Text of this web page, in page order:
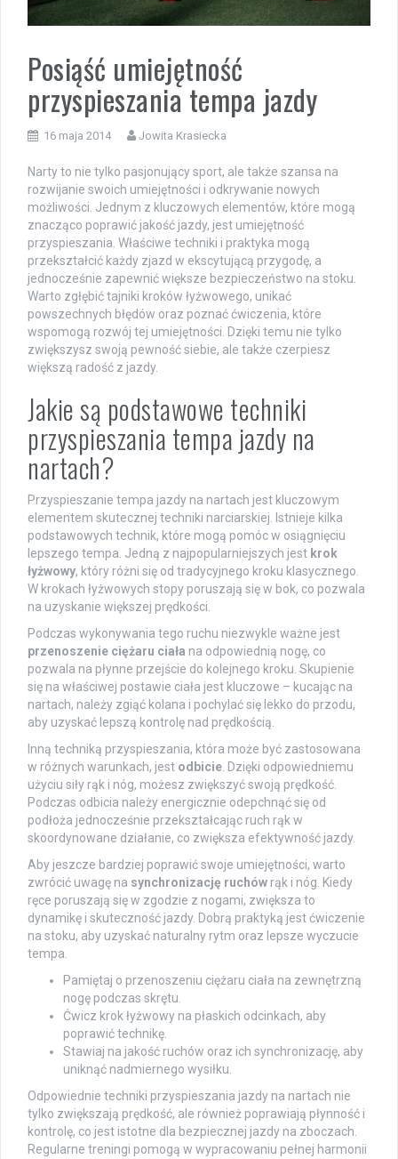
Posiąść umiejętność
przyspieszania tempa jazdy
16 maja 2014 Jowita Krasiecka
Narty to nie tylko pasjonujący sport, ale także szansa na
rozwijanie swoich umiejętności i odkrywanie nowych
możliwości. Jednym z kluczowych elementów, które mogą
znacząco poprawić jakość jazdy, jest umiejętność
przyspieszania. Właściwe techniki i praktyka mogą
przekształcić każdy zjazd w ekscytującą przygodę, a
jednocześnie zapewnić większe bezpieczeństwo na stoku.
Warto zgłębić tajniki kroków łyżwowego, unikać
powszechnych błędów oraz poznać ćwiczenia, które
wspomogą rozwój tej umiejętności. Dzięki temu nie tylko
zwiększysz swoją pewność siebie, ale także czerpiesz
większą radość z jazdy.
Jakie są podstawowe techniki
przyspieszania tempa jazdy na
nartach?
Przyspieszanie tempa jazdy na nartach jest kluczowym
elementem skutecznej techniki narciarskiej. Istnieje kilka
podstawowych technik, które mogą pomóc w osiągnięciu
lepszego tempa. Jedną z najpopularniejszych jest krok
łyżwowy, który różni się od tradycyjnego kroku klasycznego.
W krokach łyżwowych stopy poruszają się w bok, co pozwala
na uzyskanie większej prędkości.
Podczas wykonywania tego ruchu niezwykle ważne jest
przenoszenie ciężaru ciała na odpowiednią nogę, co
pozwala na płynne przejście do kolejnego kroku. Skupienie
się na właściwej postawie ciała jest kluczowe – kucając na
nartach, należy zgiąć kolana i pochylać się lekko do przodu,
aby uzyskać lepszą kontrolę nad prędkością.
Inną techniką przyspieszania, która może być zastosowana
w różnych warunkach, jest odbicie. Dzięki odpowiedniemu
użyciu siły rąk i nóg, możesz zwiększyć swoją prędkość.
Podczas odbicia należy energicznie odepchnąć się od
podłoża jednocześnie przekształcając ruch rąk w
skoordynowane działanie, co zwiększa efektywność jazdy.
Aby jeszcze bardziej poprawić swoje umiejętności, warto
zwrócić uwagę na synchronizację ruchów rąk i nóg. Kiedy
ręce poruszają się w zgodzie z nogami, zwiększa to
dynamikę i skuteczność jazdy. Dobrą praktyką jest ćwiczenie
na stoku, aby uzyskać naturalny rytm oraz lepsze wyczucie
tempa.
Pamiętaj o przenoszeniu ciężaru ciała na zewnętrzną
nogę podczas skrętu.
Ćwicz krok łyżwowy na płaskich odcinkach, aby
poprawić technikę.
Stawiaj na jakość ruchów oraz ich synchronizację, aby
uniknąć nadmiernego wysiłku.
Odpowiednie techniki przyspieszania jazdy na nartach nie
tylko zwiększają prędkość, ale również poprawiają płynność i
kontrolę, co jest istotne dla bezpiecznej jazdy na zboczach.
Regularne treningi pomogą w wypracowaniu pełnej harmonii